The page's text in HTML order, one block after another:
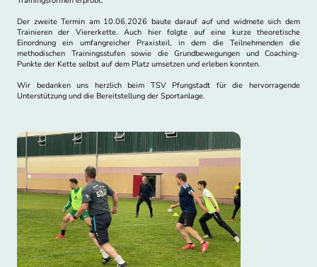
Der zweite Termin am 10.06.2026 baute darauf auf und widmete sich dem
Trainieren der Viererkette. Auch hier folgte auf eine kurze theoretische
Einordnung ein umfangreicher Praxisteil, in dem die Teilnehmenden die
methodischen Trainingsstufen sowie die Grundbewegungen und Coaching-
Punkte der Kette selbst auf dem Platz umsetzen und erleben konnten.
Wir bedanken uns herzlich beim TSV Pfungstadt für die hervorragende
Unterstützung und die Bereitstellung der Sportanlage.